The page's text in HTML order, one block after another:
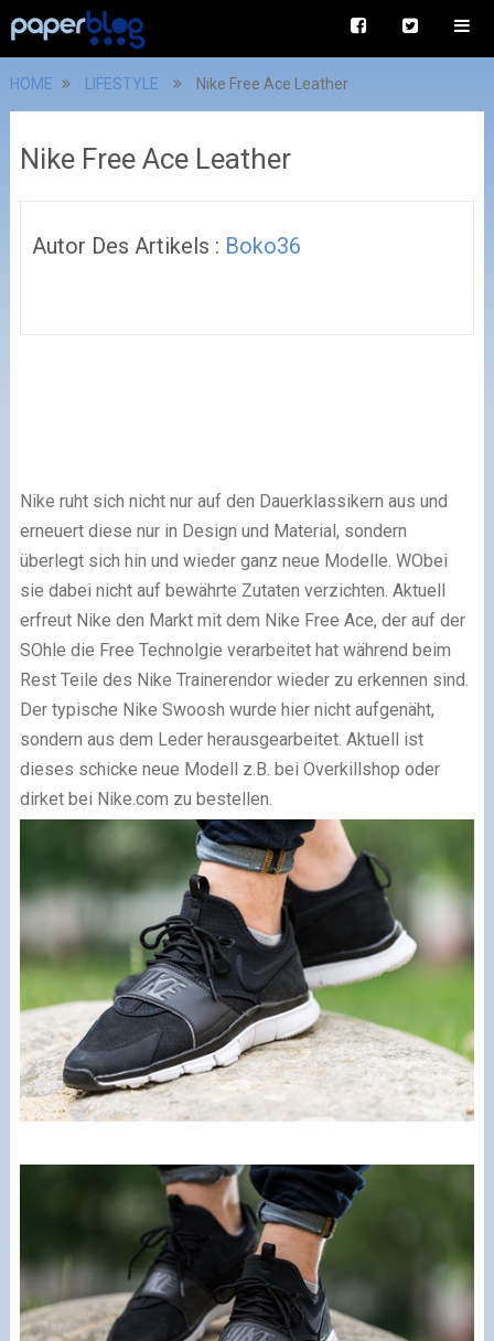
HOME LIFESTYLE Nike Free Ace Leather
Nike Free Ace Leather
Autor Des Artikels : Boko36
Nike ruht sich nicht nur auf den Dauerklassikern aus und
erneuert diese nur in Design und Material, sondern
überlegt sich hin und wieder ganz neue Modelle. WObei
sie dabei nicht auf bewährte Zutaten verzichten. Aktuell
erfreut Nike den Markt mit dem Nike Free Ace, der auf der
SOhle die Free Technolgie verarbeitet hat während beim
Rest Teile des Nike Trainerendor wieder zu erkennen sind.
Der typische Nike Swoosh wurde hier nicht aufgenäht,
sondern aus dem Leder herausgearbeitet. Aktuell ist
dieses schicke neue Modell z.B. bei Overkillshop oder
dirket bei Nike.com zu bestellen.